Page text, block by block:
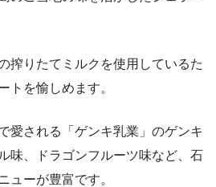
搾りたてミルクを使用しているた
トを愉しめます。
愛される「ゲンキ乳業」のゲンキ
味、ドラゴンフルーツ味など、石
ューが豊富です。